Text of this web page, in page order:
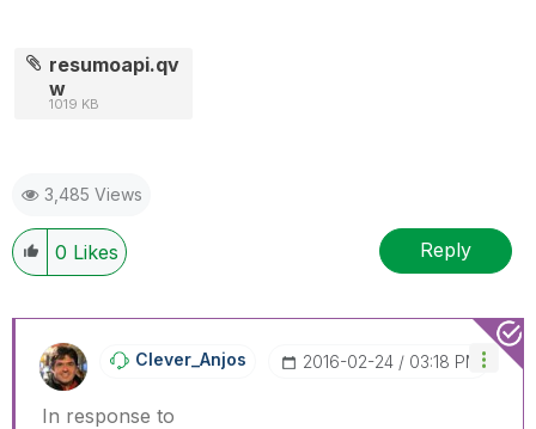
resumoapi.qv
w
1019 KB
3,485 Views
0 Likes Reply
Clever_Anjos ‎2016-02-24 03:18 PM
In response to